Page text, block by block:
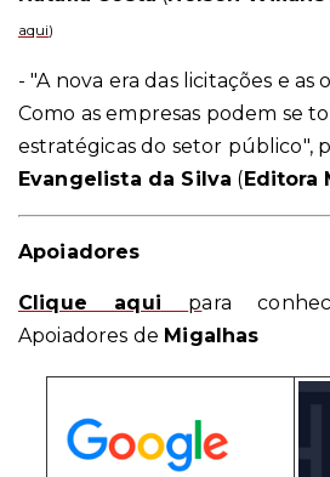
aqui)
- "A nova era das licitações e as
Como as empresas podem se
estratégicas do setor público",
Evangelista da Silva (Editora
Apoiadores
Clique aqui para
Apoiadores de Migalhas